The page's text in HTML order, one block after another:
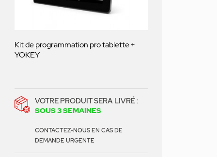
Kit de programmation pro tablette +
YOKEY
VOTRE PRODUIT SERA LIVRÉ :
SOUS 3 SEMAINES
CONTACTEZ-NOUS EN CAS DE
DEMANDE URGENTE